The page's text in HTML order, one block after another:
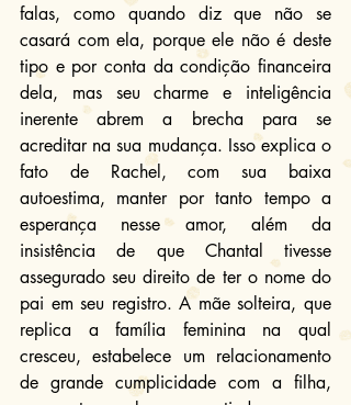
falas, como quando diz que não se
casará com ela, porque ele não é deste
tipo e por conta da condição financeira
dela, mas seu charme e inteligência
inerente abrem a brecha para se
acreditar na sua mudança. Isso explica o
fato de Rachel, com sua baixa
autoestima, manter por tanto tempo a
esperança nesse amor, além da
insistência de que Chantal tivesse
assegurado seu direito de ter o nome do
pai em seu registro. A mãe solteira, que
replica a família feminina na qual
cresceu, estabelece um relacionamento
de grande cumplicidade com a filha,